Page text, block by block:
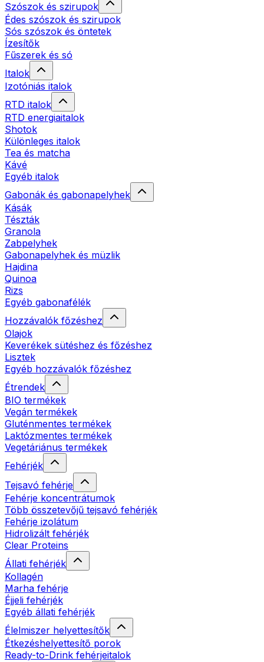
Szószok és szirupok
Édes szószok és szirupok
Sós szószok és öntetek
Ízesítők
Fűszerek és só
Italok
Izotóniás italok
RTD italok
RTD energiaitalok
Shotok
Különleges italok
Tea és matcha
Kávé
Egyéb italok
Gabonák és gabonapelyhek
Kásák
Tészták
Granola
Zabpelyhek
Gabonapelyhek és müzlik
Hajdina
Quinoa
Rizs
Egyéb gabonafélék
Hozzávalók főzéshez
Olajok
Keverékek sütéshez és főzéshez
Lisztek
Egyéb hozzávalók főzéshez
Étrendek
BIO termékek
Vegán termékek
Gluténmentes termékek
Laktózmentes termékek
Vegetáriánus termékek
Fehérjék
Tejsavó fehérje
Fehérje koncentrátumok
Több összetevőjű tejsavó fehérjék
Fehérje izolátum
Hidrolizált fehérjék
Clear Proteins
Állati fehérjék
Kollagén
Marha fehérje
Éjjeli fehérjék
Egyéb állati fehérjék
Élelmiszer helyettesítők
Étkezéshelyettesítő porok
Ready-to-Drink fehérjeitalok